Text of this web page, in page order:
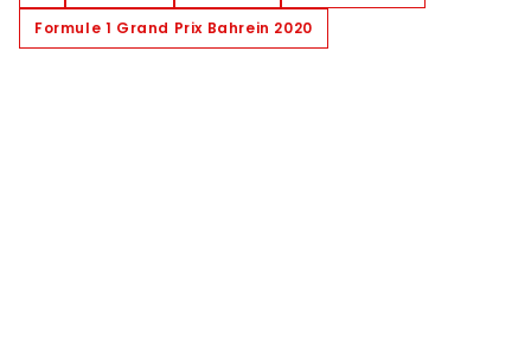
Formule 1 Grand Prix Bahrein 2020